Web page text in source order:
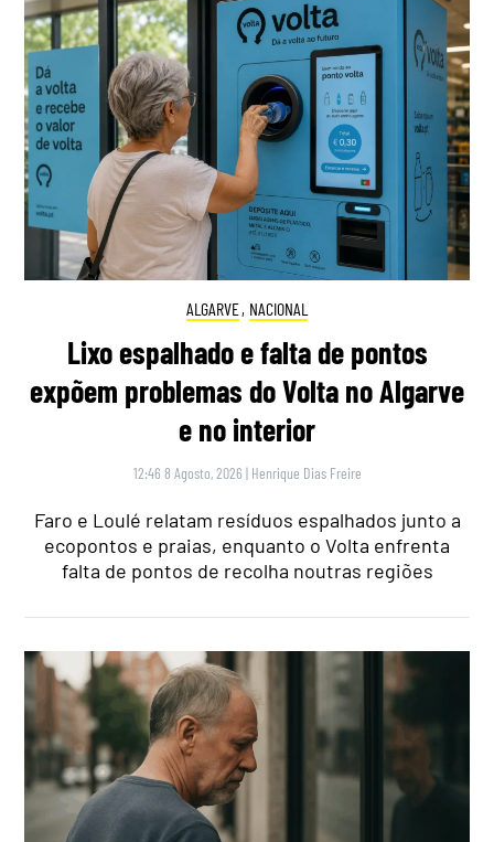
ALGARVE, NACIONAL
Lixo espalhado e falta de pontos
expõem problemas do Volta no Algarve
e no interior
12:46 8 Agosto, 2026 | Henrique Dias Freire
Faro e Loulé relatam resíduos espalhados junto a
ecopontos e praias, enquanto o Volta enfrenta
falta de pontos de recolha noutras regiões